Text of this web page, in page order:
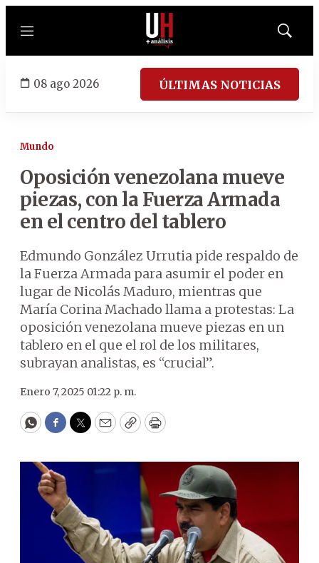
Menú
Mostrar
08 ago 2026 ÚLTIMAS NOTICIAS
Mundo
Oposición venezolana mueve
piezas, con la Fuerza Armada
en el centro del tablero
Edmundo González Urrutia pide respaldo de
la Fuerza Armada para asumir el poder en
lugar de Nicolás Maduro, mientras que
María Corina Machado llama a protestas: La
oposición venezolana mueve piezas en un
tablero en el que el rol de los militares,
subrayan analistas, es “crucial”.
Enero 7, 2025 01:22 p. m.
WhatsApp
Facebook
Twitter
EmailCopyPrint